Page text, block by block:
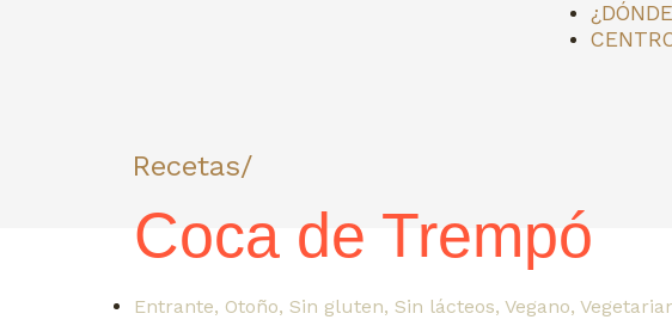
Recetas/
Coca de Trempó
Entrante, Otoño, Sin gluten, Sin lácteos, Vegano,